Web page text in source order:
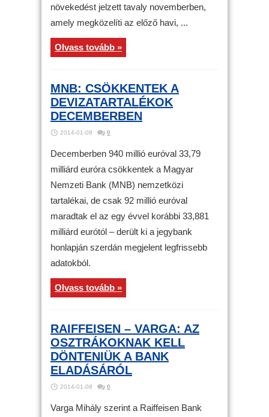
növekedést jelzett tavaly novemberben,
amely megközelíti az előző havi, ...
Olvass tovább »
MNB: CSÖKKENTEK A
DEVIZATARTALÉKOK
DECEMBERBEN
2014-01-08 0
Decemberben 940 millió euróval 33,79
milliárd euróra csökkentek a Magyar
Nemzeti Bank (MNB) nemzetközi
tartalékai, de csak 92 millió euróval
maradtak el az egy évvel korábbi 33,881
milliárd eurótól – derült ki a jegybank
honlapján szerdán megjelent legfrissebb
adatokból.
Olvass tovább »
RAIFFEISEN – VARGA: AZ
OSZTRÁKOKNAK KELL
DÖNTENIÜK A BANK
ELADÁSÁRÓL
2014-01-08 0
Varga Mihály szerint a Raiffeisen Bank